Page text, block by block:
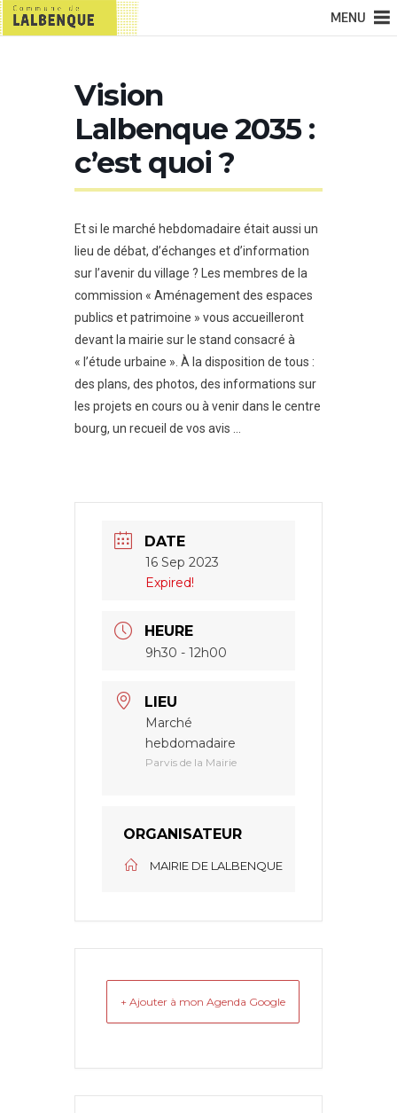
MENU
Vision
Lalbenque 2035 :
c’est quoi ?
Et si le marché hebdomadaire était aussi un
lieu de débat, d’échanges et d’information
sur l’avenir du village ? Les membres de la
commission « Aménagement des espaces
publics et patrimoine » vous accueilleront
devant la mairie sur le stand consacré à
« l’étude urbaine ». À la disposition de tous :
des plans, des photos, des informations sur
les projets en cours ou à venir dans le centre
bourg, un recueil de vos avis …
DATE
16 Sep 2023
Expired!
HEURE
9h30 - 12h00
LIEU
Marché
hebdomadaire
Parvis de la Mairie
ORGANISATEUR
MAIRIE DE LALBENQUE
+ Ajouter à mon Agenda Google